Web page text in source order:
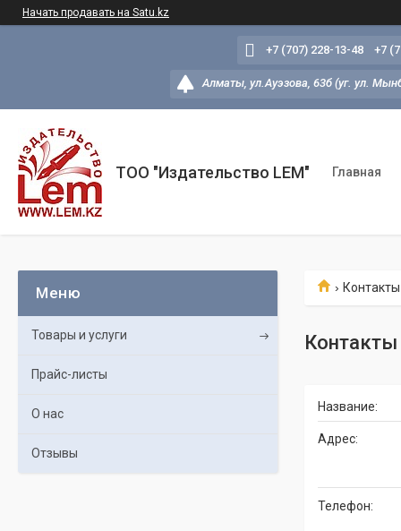
Начать продавать на Satu.kz
Алматы, ул.Ауэзова, 63б (уг. ул.
+7 (707) 228-13-48 +7
ТОО "Издательство LEM" Главная
Контакты
Контакты
Товары и услуги
Прайс-листы
О нас
Отзывы